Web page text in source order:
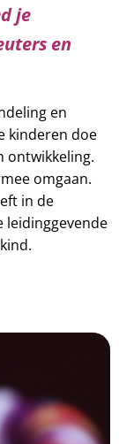
je
en
en
kinderen doe
ontwikkeling.
omgaan.
in de
leidinggevende